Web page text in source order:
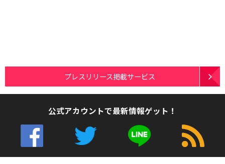
プレスリリース掲載サービス
公式アカウントで最新情報ゲット！